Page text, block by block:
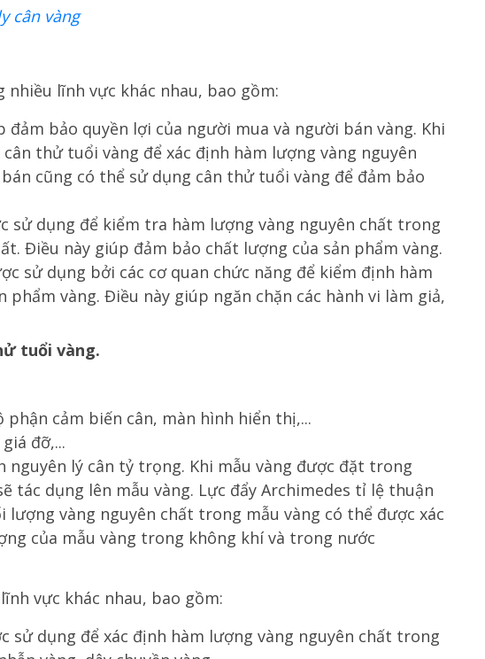
cân vàng
lĩnh vực khác nhau, bao gồm:
bảo quyền lợi của người mua và người bán vàng. Khi
thử tuổi vàng để xác định hàm lượng vàng nguyên
cũng có thể sử dụng cân thử tuổi vàng để đảm bảo
sử dụng để kiểm tra hàm lượng vàng nguyên chất trong
Điều này giúp đảm bảo chất lượng của sản phẩm vàng.
sử dụng bởi các cơ quan chức năng để kiểm định hàm
vàng. Điều này giúp ngăn chặn các hành vi làm giả,
tuổi vàng.
phận cảm biến cân, màn hình hiển thị,...
đỡ,...
lý cân tỷ trọng. Khi mẫu vàng được đặt trong
tác dụng lên mẫu vàng. Lực đẩy Archimedes tỉ lệ thuận
lượng vàng nguyên chất trong mẫu vàng có thể được xác
của mẫu vàng trong không khí và trong nước
vực khác nhau, bao gồm:
sử dụng để xác định hàm lượng vàng nguyên chất trong